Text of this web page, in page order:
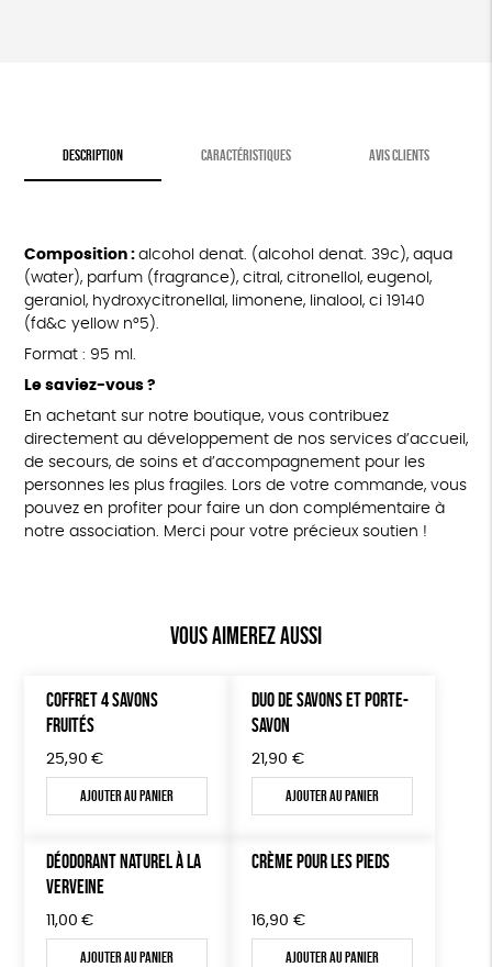
DESCRIPTION CARACTÉRISTIQUES AVIS CLIENTS
Composition : alcohol denat. (alcohol denat. 39c), aqua
(water), parfum (fragrance), citral, citronellol, eugenol,
geraniol, hydroxycitronellal, limonene, linalool, ci 19140
(fd&c yellow n°5).
Format : 95 ml.
Le saviez-vous ?
En achetant sur notre boutique, vous contribuez
directement au développement de nos services d’accueil,
de secours, de soins et d’accompagnement pour les
personnes les plus fragiles. Lors de votre commande, vous
pouvez en profiter pour faire un don complémentaire à
notre association. Merci pour votre précieux soutien !
Vous aimerez aussi
COFFRET 4 SAVONS
FRUITÉS
25,90 €
Ajouter au panier
DUO DE SAVONS ET PORTE-
SAVON
21,90 €
Ajouter au panier
DÉODORANT NATUREL À LA
VERVEINE
11,00 €
Ajouter au panier
CRÈME POUR LES PIEDS
16,90 €
Ajouter au panier